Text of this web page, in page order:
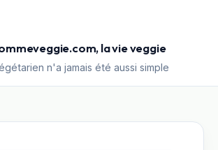
la vie veggie
n'a jamais été aussi simple